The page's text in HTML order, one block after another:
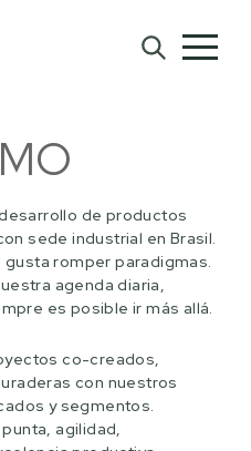
de productos
sede industrial en Brasil.
romper paradigmas.
agenda diaria,
es posible ir más allá.
co-creados,
con nuestros
y segmentos.
agilidad,